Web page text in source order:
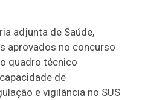
adjunta de Saúde,
aprovados no concurso
quadro técnico
de
e vigilância no SUS